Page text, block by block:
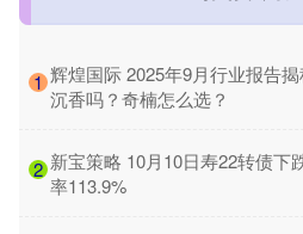
1 辉煌国际 2025年9月行业报告
沉香吗？奇楠怎么选？
2 新宝策略 10月10日寿22转债下
率113.9%